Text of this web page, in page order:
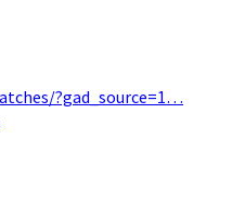
?gad_source=1…